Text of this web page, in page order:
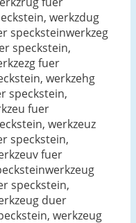
werkzdug
specksteinwerkzeg
speckstein,
fuer
werkzehg
speckstein,
fuer
werkzeuz
speckstein,
fuer
speckstein,
duer
werkzeug